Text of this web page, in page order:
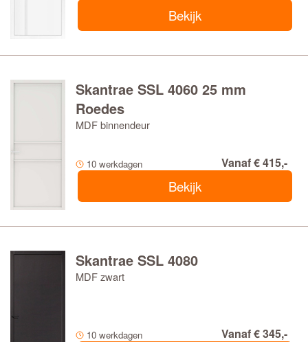
Bekijk
Skantrae SSL 4060 25 mm
Roedes
MDF binnendeur
10 werkdagen Vanaf € 415,-
Bekijk
Skantrae SSL 4080
MDF zwart
10 werkdagen Vanaf € 345,-